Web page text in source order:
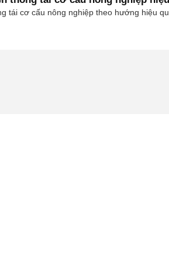
tái cơ cấu nông nghiệp theo hướng hiệu